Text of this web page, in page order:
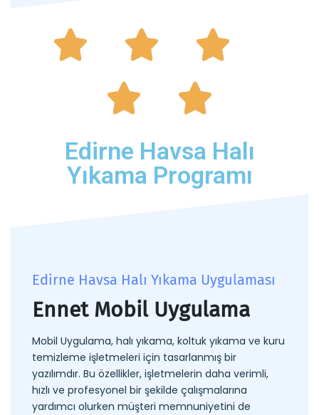
 



Edirne Havsa Halı
Yıkama Programı
Edirne Havsa Halı Yıkama Uygulaması
Ennet Mobil Uygulama
Mobil Uygulama, halı yıkama, koltuk yıkama ve kuru
temizleme işletmeleri için tasarlanmış bir
yazılımdır. Bu özellikler, işletmelerin daha verimli,
hızlı ve profesyonel bir şekilde çalışmalarına
yardımcı olurken müşteri memnuniyetini de